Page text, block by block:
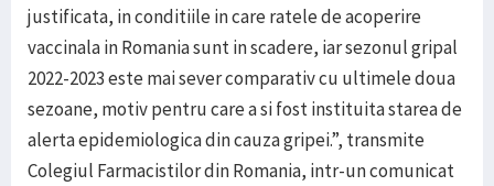
justificata, in conditiile in care ratele de acoperire
vaccinala in Romania sunt in scadere, iar sezonul gripal
2022-2023 este mai sever comparativ cu ultimele doua
sezoane, motiv pentru care a si fost instituita starea de
alerta epidemiologica din cauza gripei.”, transmite
Colegiul Farmacistilor din Romania, intr-un comunicat